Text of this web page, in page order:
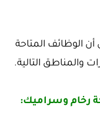
الوظائف المتاحة
التالية.
رخام وسراميك: